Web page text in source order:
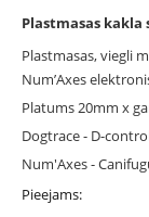
Plastmasas kakla
Plastmasas, viegli
Num’Axes
Platums 20mm x
Dogtrace - D-
Num'Axes -
Pieejams: